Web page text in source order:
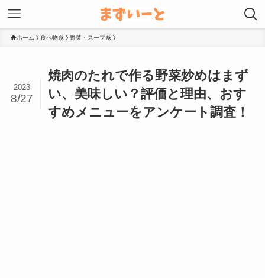
ホーム 食べ物系 野菜・スープ系
焼肉のたれで作る野菜炒めはまず
い、美味しい？評価と理由、おす
すめメニューをアンケート調査！
2023
8/27